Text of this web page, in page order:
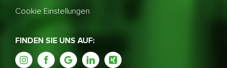
Cookie Einstellungen
FINDEN SIE UNS AUF: